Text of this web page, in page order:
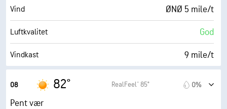
Skydekke 0%
Sikt 10 mi
Skydekke 30000 fot
Vind ØNØ 5 mile/t
Luftkvalitet God
Vindkast 9 mile/t
Duggpunkt
08 82° RealFeel® 85° 0%
Pent vær